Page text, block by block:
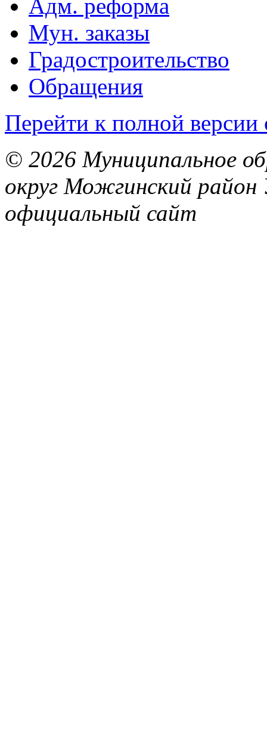
Адм. реформа
Мун. заказы
Градостроительство
Обращения
Перейти к полной версии
© 2026 Муниципальное
округ Можгинский район
официальный сайт